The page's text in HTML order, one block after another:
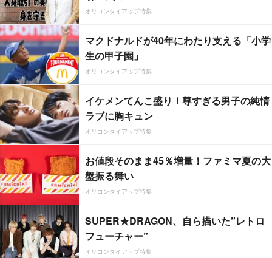
オリコンタイアップ特集
マクドナルドが40年にわたり支える「小学
生の甲子園」
オリコンタイアップ特集
イケメンてんこ盛り！尊すぎる男子の純情
ラブに胸キュン
オリコンタイアップ特集
お値段そのまま45％増量！ファミマ夏の大
盤振る舞い
オリコンタイアップ特集
SUPER★DRAGON、自ら描いた”レトロ
フューチャー”
オリコンタイアップ特集